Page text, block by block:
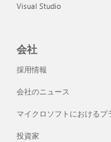
Visual Studio
会社
採用情報
会社のニュース
マイクロソフトにおけるプ
投資家